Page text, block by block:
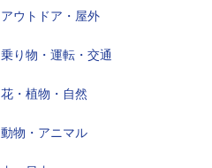
アウトドア・屋外
乗り物・運転・交通
花・植物・自然
動物・アニマル